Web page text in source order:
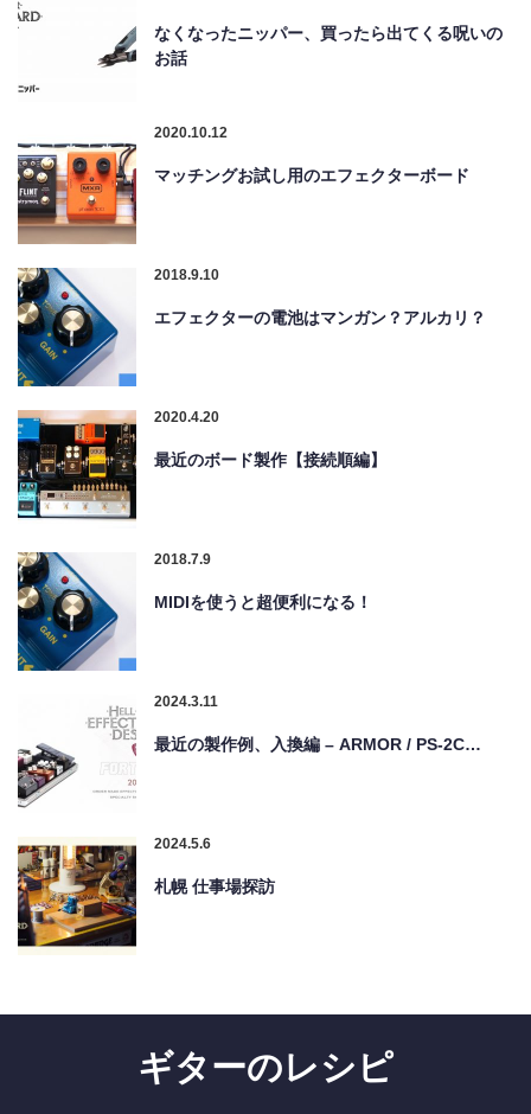
なくなったニッパー、買ったら出てくる呪いの
お話
2020.10.12
マッチングお試し用のエフェクターボード
2018.9.10
エフェクターの電池はマンガン？アルカリ？
2020.4.20
最近のボード製作【接続順編】
2018.7.9
MIDIを使うと超便利になる！
2024.3.11
最近の製作例、入換編 – ARMOR / PS-2C…
2024.5.6
札幌 仕事場探訪
ギターのレシピ